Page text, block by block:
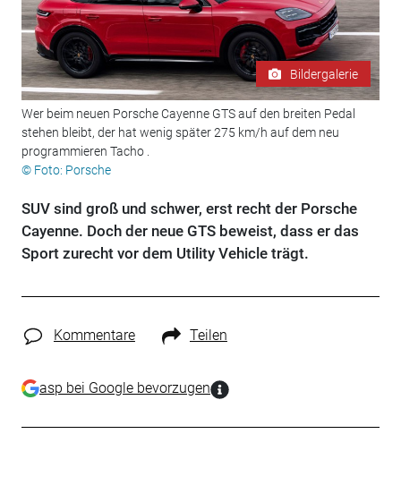
Bildergalerie
Wer beim neuen Porsche Cayenne GTS auf den breiten Pedal
stehen bleibt, der hat wenig später 275 km/h auf dem neu
programmieren Tacho .
© Foto: Porsche
SUV sind groß und schwer, erst recht der Porsche
Cayenne. Doch der neue GTS beweist, dass er das
Sport zurecht vor dem Utility Vehicle trägt.
Kommentare Teilen
asp bei Google bevorzugen